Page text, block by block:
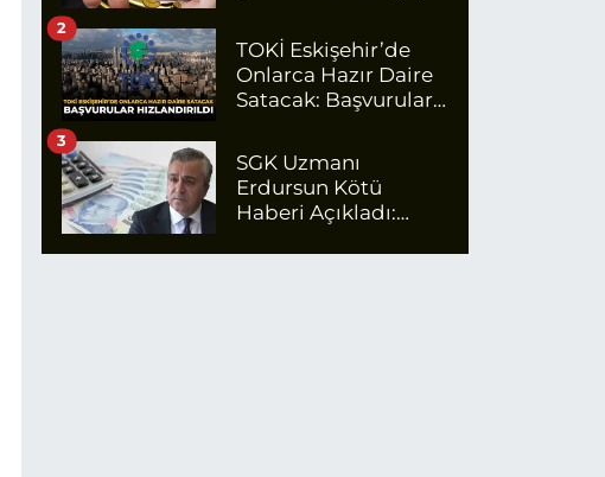
TOKİ Eskişehir’de
Onlarca Hazır Daire
Satacak: Başvurular
2
SGK Uzmanı
Erdursun Kötü
Haberi Açıkladı:
İçin Net Rakam
3